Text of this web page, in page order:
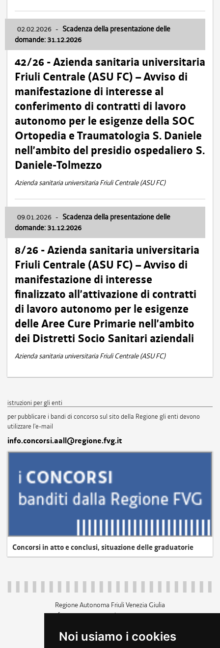
Noi usiamo i cookies
02.02.2026 - Scadenza della presentazione delle
domande: 31.12.2026
42/26 - Azienda sanitaria universitaria
Friuli Centrale (ASU FC) – Avviso di
manifestazione di interesse al
conferimento di contratti di lavoro
autonomo per le esigenze della SOC
Ortopedia e Traumatologia S. Daniele
nell’ambito del presidio ospedaliero S.
Daniele-Tolmezzo
Azienda sanitaria universitaria Friuli Centrale (ASU FC)
09.01.2026 - Scadenza della presentazione delle
domande: 31.12.2026
8/26 - Azienda sanitaria universitaria
Friuli Centrale (ASU FC) – Avviso di
manifestazione di interesse
finalizzato all’attivazione di contratti
di lavoro autonomo per le esigenze
delle Aree Cure Primarie nell’ambito
dei Distretti Socio Sanitari aziendali
Azienda sanitaria universitaria Friuli Centrale (ASU FC)
istruzioni per gli enti
per pubblicare i bandi di concorso sul sito della Regione gli enti devono
utilizzare l'e-mail
info.concorsi.aall@regione.fvg.it
Concorsi in atto e conclusi, situazione delle graduatorie
Regione Autonoma Friuli Venezia Giulia
c.f. 80014930327; p.iva 00526040324
+39 040 3771111